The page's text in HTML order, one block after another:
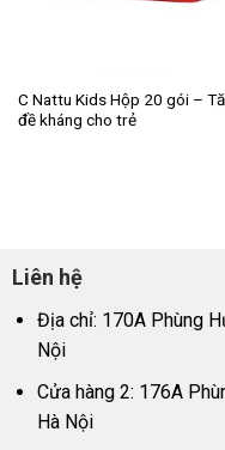
C Nattu Kids Hộp 20 gói –
đề kháng cho trẻ
Liên hệ
Địa chỉ: 170A Phùng
Nội
Cửa hàng 2: 176A
Hà Nội